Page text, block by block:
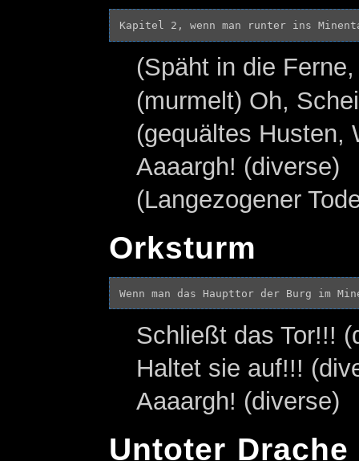
(Späht in die
(murmelt) Oh,
(gequältes Husten,
Aaaargh! (diverse)
(Langezogener
Orksturm
Schließt das Tor!!!
Haltet sie auf!!!
Aaaargh! (diverse)
Untoter